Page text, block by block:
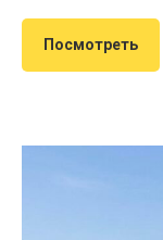
Посмотреть